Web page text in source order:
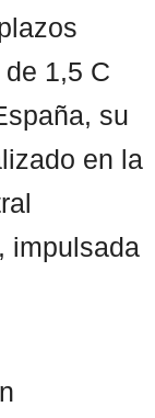
1,5 C
su
en la
impulsada